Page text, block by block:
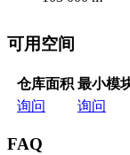
可用空间
仓库面积 最小模
询问
询问
FAQ